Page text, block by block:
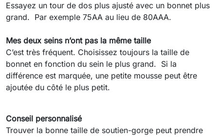
Essayez un tour de dos plus ajusté avec un bonnet plus
grand. Par exemple 75AA au lieu de 80AAA.
Mes deux seins n’ont pas la même taille
C’est très fréquent. Choisissez toujours la taille de
bonnet en fonction du sein le plus grand. Si la
différence est marquée, une petite mousse peut être
ajoutée du côté le plus petit.
Conseil personnalisé
Trouver la bonne taille de soutien-gorge peut prendre